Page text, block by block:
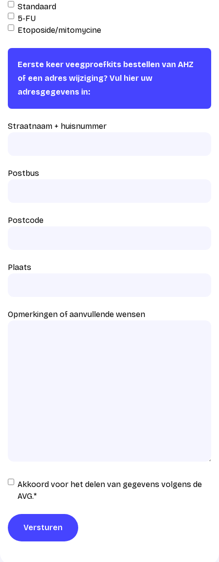
Standaard
5-FU
Etoposide/mitomycine
Eerste keer veegproefkits bestellen van AHZ
of een adres wijziging? Vul hier uw
adresgegevens in:
Straatnaam + huisnummer
Postbus
Postcode
Plaats
Opmerkingen of aanvullende wensen
Instemming
AVG
Akkoord voor het delen van gegevens volgens de
AVG.*
Versturen